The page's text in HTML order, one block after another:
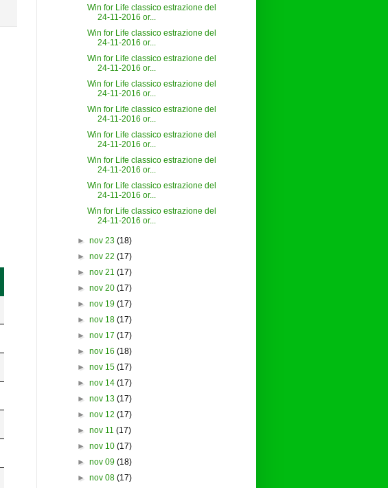
Win for Life classico estrazione del
24-11-2016 or...
Win for Life classico estrazione del
24-11-2016 or...
Win for Life classico estrazione del
24-11-2016 or...
Win for Life classico estrazione del
24-11-2016 or...
Win for Life classico estrazione del
24-11-2016 or...
Win for Life classico estrazione del
24-11-2016 or...
Win for Life classico estrazione del
24-11-2016 or...
Win for Life classico estrazione del
24-11-2016 or...
Win for Life classico estrazione del
24-11-2016 or...
► nov 23 (18)
► nov 22 (17)
► nov 21 (17)
► nov 20 (17)
► nov 19 (17)
► nov 18 (17)
► nov 17 (17)
► nov 16 (18)
► nov 15 (17)
► nov 14 (17)
► nov 13 (17)
► nov 12 (17)
► nov 11 (17)
► nov 10 (17)
► nov 09 (18)
► nov 08 (17)